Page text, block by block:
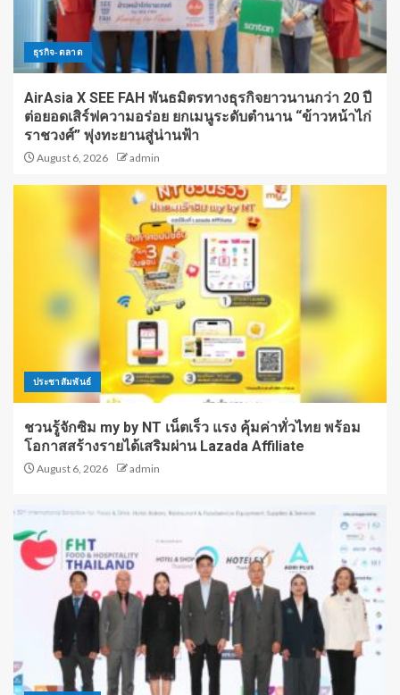
ธุรกิจ-ตลาด
AirAsia X SEE FAH พันธมิตรทางธุรกิจยาวนานกว่า 20 ปี
ต่อยอดเสิร์ฟความอร่อย ยกเมนูระดับตำนาน “ข้าวหน้าไก่
ราชวงศ์” พุ่งทะยานสู่น่านฟ้า
August 6, 2026 admin
ประชาสัมพันธ์
ชวนรู้จักซิม my by NT เน็ตเร็ว แรง คุ้มค่าทั่วไทย พร้อม
โอกาสสร้างรายได้เสริมผ่าน Lazada Affiliate
August 6, 2026 admin